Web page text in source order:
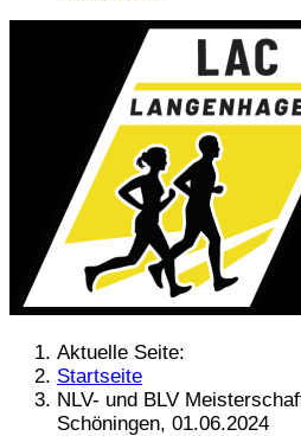
Aktuelle Seite:
Startseite
NLV- und BLV
Schöningen, 01.06.2024